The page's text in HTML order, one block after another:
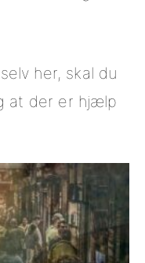
her, skal du
at der er hjælp